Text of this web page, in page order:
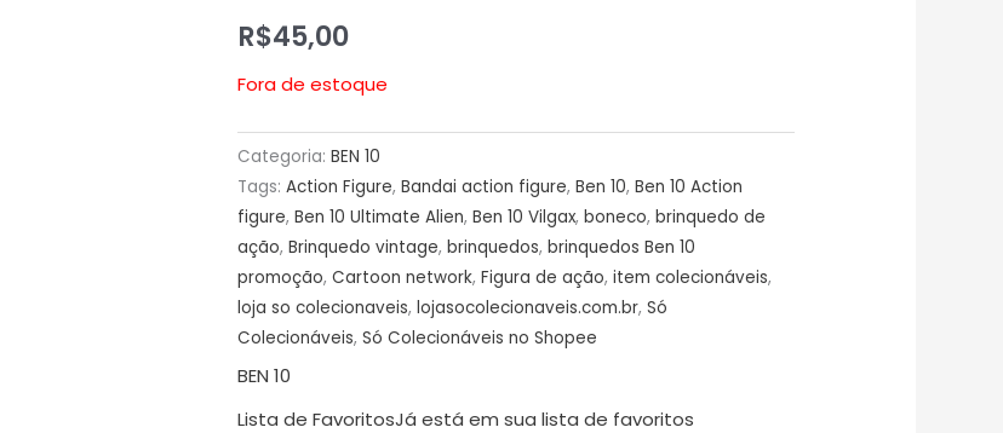
R$45,00
Fora de estoque
Categoria: BEN 10
Tags: Action Figure, Bandai action figure, Ben 10, Ben 10 Action
figure, Ben 10 Ultimate Alien, Ben 10 Vilgax, boneco, brinquedo de
ação, Brinquedo vintage, brinquedos, brinquedos Ben 10
promoção, Cartoon network, Figura de ação, item colecionáveis,
loja so colecionaveis, lojasocolecionaveis.com.br, Só
Colecionáveis, Só Colecionáveis no Shopee
BEN 10
Lista de FavoritosJá está em sua lista de favoritos